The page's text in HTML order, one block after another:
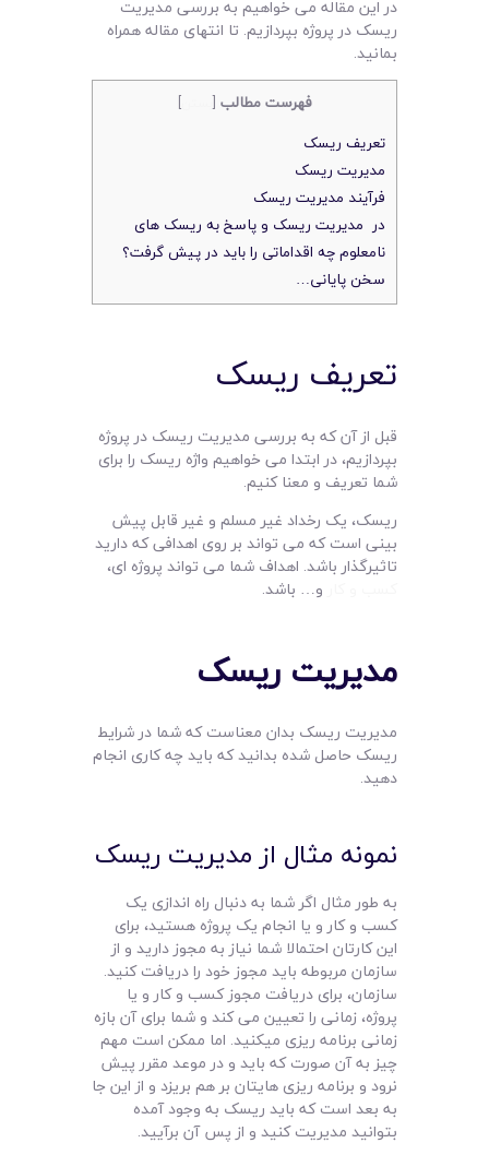
در این مقاله می خواهیم به بررسی مدیریت
ریسک در پروژه بپردازیم. تا انتهای مقاله همراه
بمانید.
فهرست مطالب [بستن]
تعریف ریسک
مدیریت ریسک
فرآیند مدیریت ریسک
در مدیریت ریسک و پاسخ به ریسک های
نامعلوم چه اقداماتی را باید در پیش گرفت؟
سخن پایانی…
تعریف ریسک
قبل از آن که به بررسی مدیریت ریسک در پروژه
بپردازیم، در ابتدا می خواهیم واژه ریسک را برای
شما تعریف و معنا کنیم.
ریسک، یک رخداد غیر مسلم و غیر قابل پیش
بینی است که می تواند بر روی اهدافی که دارید
تاثیرگذار باشد. اهداف شما می تواند پروژه ای،
و… باشد.
مدیریت ریسک
مدیریت ریسک بدان معناست که شما در شرایط
ریسک حاصل شده بدانید که باید چه کاری انجام
دهید.
نمونه مثال از مدیریت ریسک
به طور مثال اگر شما به دنبال راه اندازی یک
کسب و کار و یا انجام یک پروژه هستید، برای
این کارتان احتمالا شما نیاز به مجوز دارید و از
سازمان مربوطه باید مجوز خود را دریافت کنید.
سازمان، برای دریافت مجوز کسب و کار و یا
پروژه، زمانی را تعیین می کند و شما برای آن بازه
زمانی برنامه ریزی میکنید. اما ممکن است مهم
چیز به آن صورت که باید و در موعد مقرر پیش
نرود و برنامه ریزی هایتان بر هم بریزد و از این جا
به بعد است که باید ریسک به وجود آمده
بتوانید مدیریت کنید و از پس آن برآیید.